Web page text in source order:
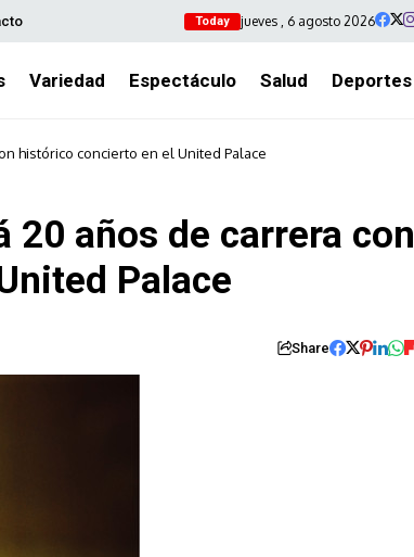
Today jueves , 6 agosto 2026
Variedad Espectáculo Salud Deportes
histórico concierto en el United Palace
20 años de carrera con
Palace
Share